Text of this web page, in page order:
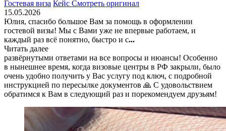
Гостевая виза Кейс Смотреть оригинал
15.05.2026
Юлия, спасибо большое Вам за помощь в оформлении
гостевой визы! Мы с Вами уже не впервые работаем, и
каждый раз всё понятно, быстро и с...
Читать далее
развёрнутыми ответами на все вопросы и нюансы! Особенно
в нынешнее время, когда визовые центры в РФ закрыли, было
очень удобно получить у Вас услугу под ключ, с подробной
инструкцией по пересылке документов 🙏 С удовольствием
обратимся к Вам в следующий раз и порекомендуем друзьям!